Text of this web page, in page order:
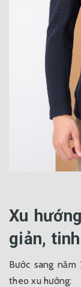
Xu
giản,
Bước sang
theo xu hướng: